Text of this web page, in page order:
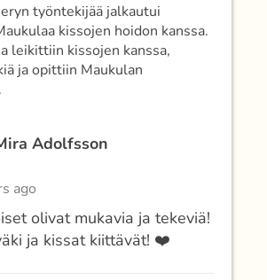
työntekijää jalkautui
kissojen hoidon kanssa.
leikittiin kissojen kanssa,
ja opittiin Maukulan
Adolfsson
ago
olivat mukavia ja tekeviä!
ja kissat kiittävät! ❤️